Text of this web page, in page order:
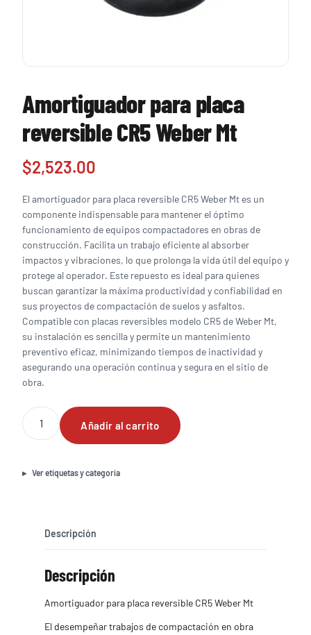
Amortiguador para placa
reversible CR5 Weber Mt
$2,523.00
El amortiguador para placa reversible CR5 Weber Mt es un
componente indispensable para mantener el óptimo
funcionamiento de equipos compactadores en obras de
construcción. Facilita un trabajo eficiente al absorber
impactos y vibraciones, lo que prolonga la vida útil del equipo y
protege al operador. Este repuesto es ideal para quienes
buscan garantizar la máxima productividad y confiabilidad en
sus proyectos de compactación de suelos y asfaltos.
Compatible con placas reversibles modelo CR5 de Weber Mt,
su instalación es sencilla y permite un mantenimiento
preventivo eficaz, minimizando tiempos de inactividad y
asegurando una operación continua y segura en el sitio de
obra.
Amortiguador
para
placa
CR5
Añadir al carrito
Ver etiquetas y categoría
Descripción
Descripción
Amortiguador para placa reversible CR5 Weber Mt
El desempeñar trabajos de compactación en obra